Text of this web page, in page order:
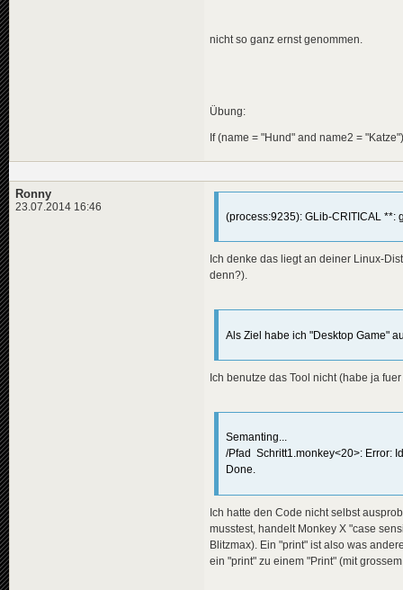
nicht so ganz ernst genommen.
Übung:
If (name = "Hund" and name2 =
Ronny
23.07.2014 16:46
(process:9235): GLib-CRITICAL **:
Ich denke das liegt an deiner Linux-
denn?).
Als Ziel habe ich "Desktop Game"
Ich benutze das Tool nicht (habe ja
Semanting...
/Pfad Schritt1.monkey<20>: Error:
Done.
Ich hatte den Code nicht selbst
musstest, handelt Monkey X "case
Blitzmax). Ein "print" ist also was
ein "print" zu einem "Print" (mit